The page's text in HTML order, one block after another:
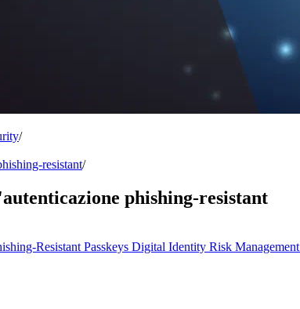
/
resistant/
phishing-resistant
Resistant Passkeys Digital Identity Risk Management